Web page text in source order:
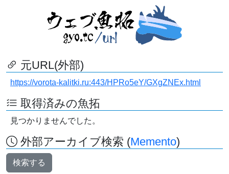
元URL(外部)
https://vorota-kalitki.ru:443/HPRo5eY/GXgZNEx.html
取得済みの魚拓
見つかりませんでした。
外部アーカイブ検索 (Memento)
検索する